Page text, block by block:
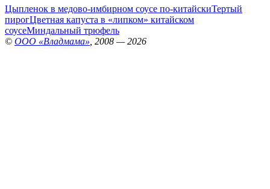
Цыпленок в медово-имбирном соусе по-китайскиТертый
пирогЦветная капуста в «липком» китайском
соусеМиндальный трюфель
© ООО «Владмама» , 2008 — 2026